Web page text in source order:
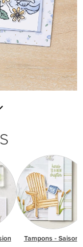
Tampons - Saisons